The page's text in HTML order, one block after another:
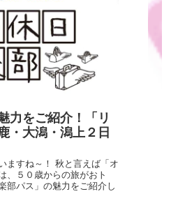
力をご紹介！「リ
・大潟・潟上２日
ますね～！ 秋と言えば「オ
、５０歳からの旅がおト
部パス」の魅力をご紹介し